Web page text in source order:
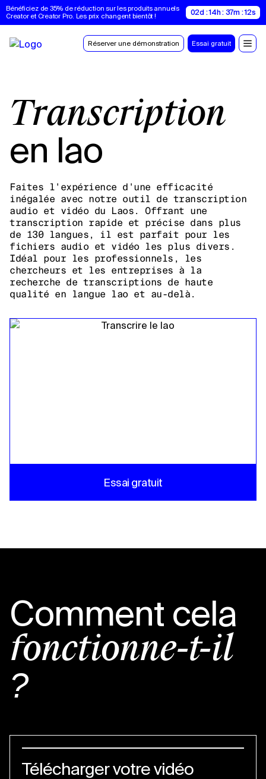
Bénéficiez de 35% de réduction sur les produits annuels
Creator et Creator Pro. Les prix changent bientôt !
02d : 14h : 37m : 11s
Réserver une démonstration Essai gratuit
Transcription
en lao
Faites l'expérience d'une efficacité
inégalée avec notre outil de transcription
audio et vidéo du Laos. Offrant une
transcription rapide et précise dans plus
de 130 langues, il est parfait pour les
fichiers audio et vidéo les plus divers.
Idéal pour les professionnels, les
chercheurs et les entreprises à la
recherche de transcriptions de haute
qualité en langue lao et au-delà.
Essai gratuit
Comment cela
fonctionne-t-il
?
Télécharger votre vidéo